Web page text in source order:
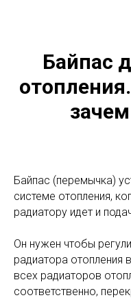
Байпас
Байпас (перемычка)
системе отопления,
радиатору идет и
Он нужен чтобы
радиатора отопления
всех радиаторов
соответственно,